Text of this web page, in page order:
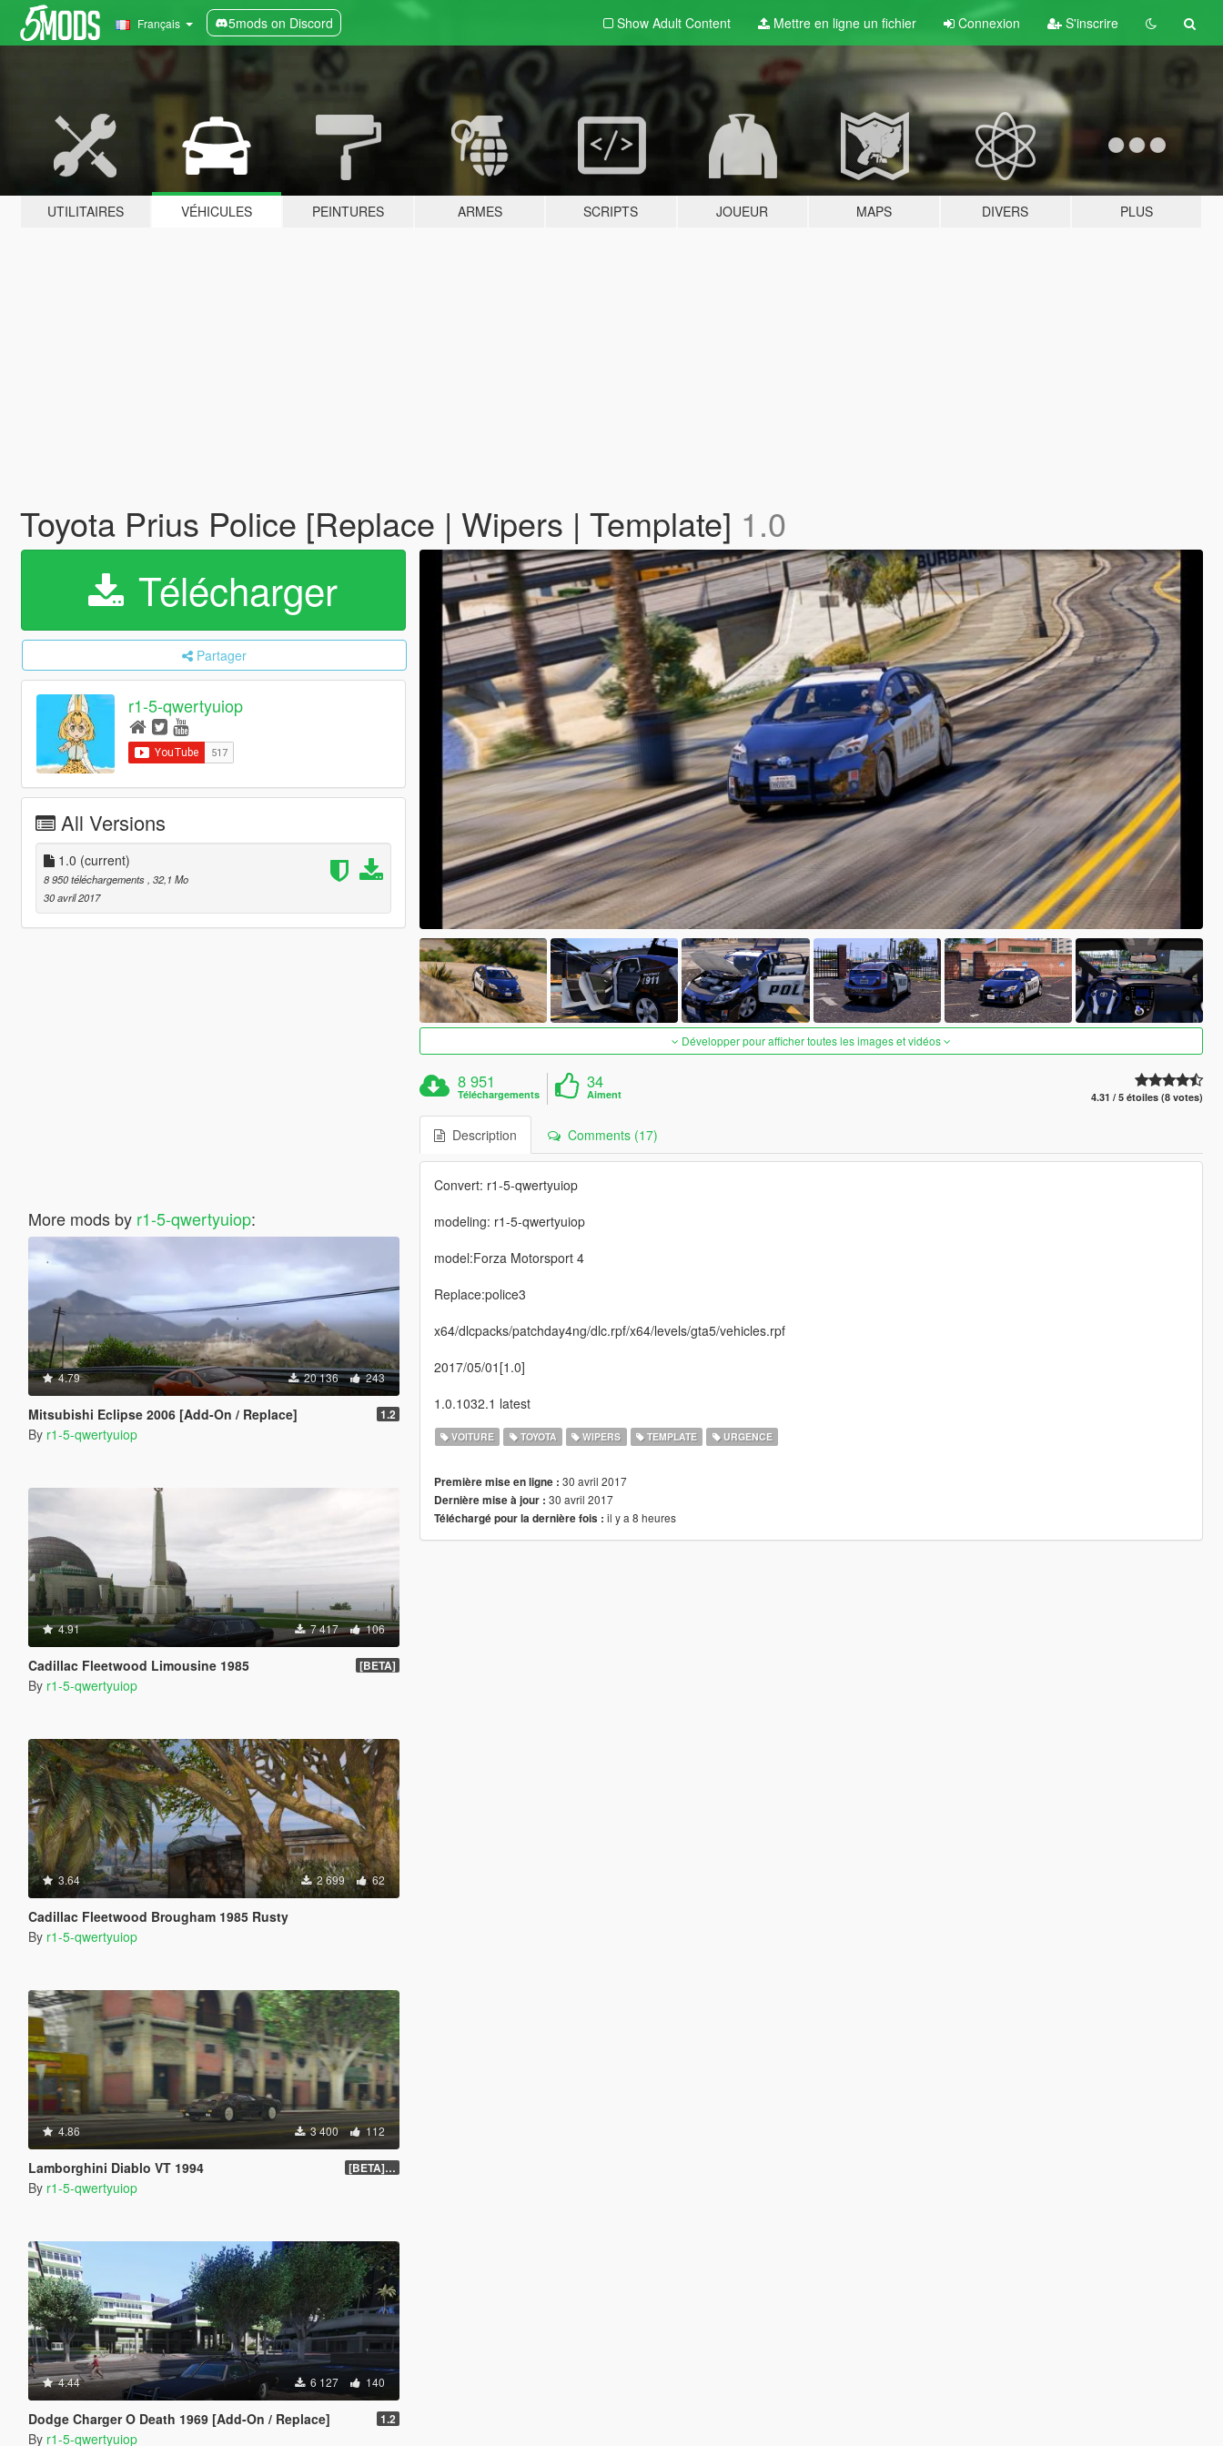
Français 5mods on Discord Show Adult Content Mettre en ligne un fichier Connexion S'inscrire
UTILITAIRES VÉHICULES PEINTURES ARMES SCRIPTS JOUEUR MAPS DIVERS PLUS
Toyota Prius Police [Replace | Wipers | Template] 1.0
Télécharger
Partager
r1-5-qwertyuiop
All Versions
1.0 (current)
8 950 téléchargements , 32,1 Mo
30 avril 2017
More mods by r1-5-qwertyuiop:
4.79 20 136 243
Mitsubishi Eclipse 2006 [Add-On / Replace] 1.2
By r1-5-qwertyuiop
4.91 7 417 106
Cadillac Fleetwood Limousine 1985 [BETA]
By r1-5-qwertyuiop
3.64 2 699 62
Cadillac Fleetwood Brougham 1985 Rusty
By r1-5-qwertyuiop
4.86 3 400 112
Lamborghini Diablo VT 1994 [BETA] 1.5
By r1-5-qwertyuiop
4.44 6 127 140
Dodge Charger O Death 1969 [Add-On / Replace] 1.2
By r1-5-qwertyuiop
Développer pour afficher toutes les images et vidéos
8 951
Téléchargements
34
Aiment 4.31 / 5 étoiles (8 votes)
Description Comments (17)
Convert: r1-5-qwertyuiop
modeling: r1-5-qwertyuiop
model:Forza Motorsport 4
Replace:police3
x64/dlcpacks/patchday4ng/dlc.rpf/x64/levels/gta5/vehicles.rpf
2017/05/01[1.0]
1.0.1032.1 latest
VOITURE TOYOTA WIPERS TEMPLATE URGENCE
Première mise en ligne : 30 avril 2017
Dernière mise à jour : 30 avril 2017
Téléchargé pour la dernière fois : il y a 8 heures